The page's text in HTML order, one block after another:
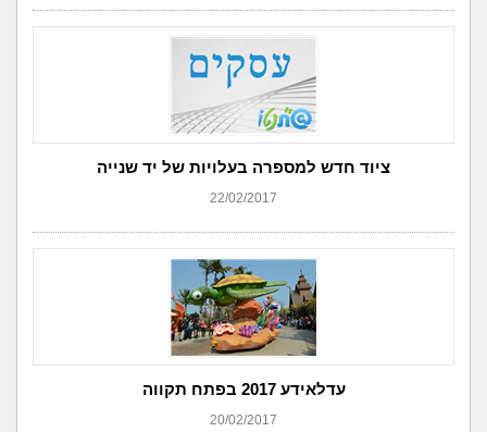
ציוד חדש למספרה בעלויות של יד שנייה
22/02/2017
עדלאידע 2017 בפתח תקווה
20/02/2017